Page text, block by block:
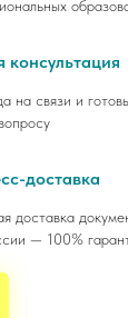
на связи и
доставка
доставка
— 100%